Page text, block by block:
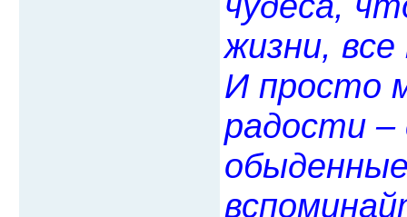
жизни,
И просто
радости –